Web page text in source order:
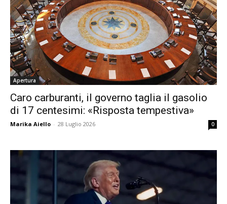
Apertura
Caro carburanti, il governo taglia il gasolio
di 17 centesimi: «Risposta tempestiva»
Marika Aiello - 28 Luglio 2026 0